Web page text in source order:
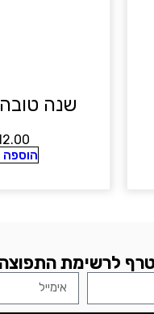
שנה
לרשימת